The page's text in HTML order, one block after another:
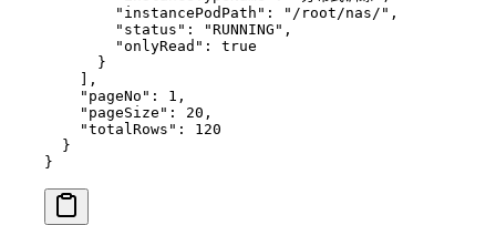
        "instancePodPath"
: "/root/nas/" ,
        "status"
: "RUNNING" ,
        "onlyRead"
: true
      }
    ],
    "pageNo"
: 1 ,
    "pageSize"
: 20 ,
    "totalRows"
: 120
  }
}